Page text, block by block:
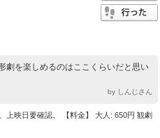
劇を楽しめるのはここくらいだと思い
by しんじさん
上映日要確認。 【料金】 大人: 650円 観劇